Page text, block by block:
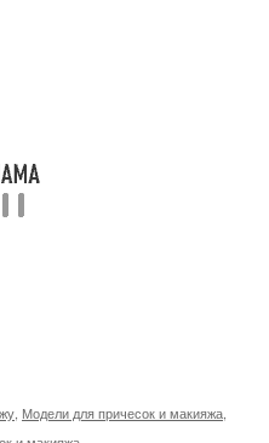
, Модели для причесок и макияжа,